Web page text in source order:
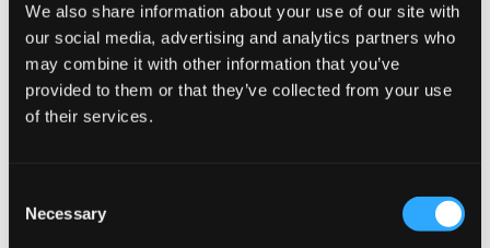
We also share information about your use of our site with
our social media, advertising and analytics partners who
may combine it with other information that you’ve
provided to them or that they’ve collected from your use
of their services.
Selection
Necessary
Perfekt
STORLEKSGUIDE
VÄLJ STORLEK
Öppet köpi 60 dagar